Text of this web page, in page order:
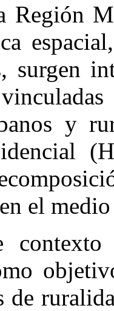
Región
surgen
y
el
de